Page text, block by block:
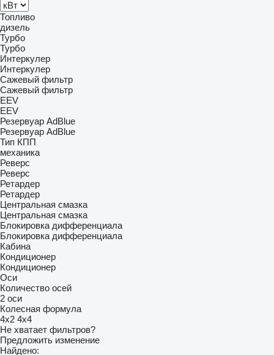
Топливо
дизель
Турбо
Турбо
Интеркулер
Интеркулер
Сажевый фильтр
Сажевый фильтр
EEV
EEV
Резервуар AdBlue
Резервуар AdBlue
Тип КПП
механика
Реверс
Реверс
Ретардер
Ретардер
Центральная смазка
Центральная смазка
Блокировка дифференциала
Блокировка дифференциала
Кабина
Кондиционер
Кондиционер
Оси
Количество осей
2 оси
Колесная формула
4x2 4x4
Не хватает фильтров?
Предложить изменение
Найдено: